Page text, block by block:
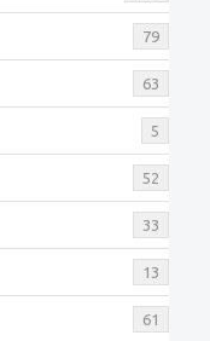
79
63
5
52
33
13
61